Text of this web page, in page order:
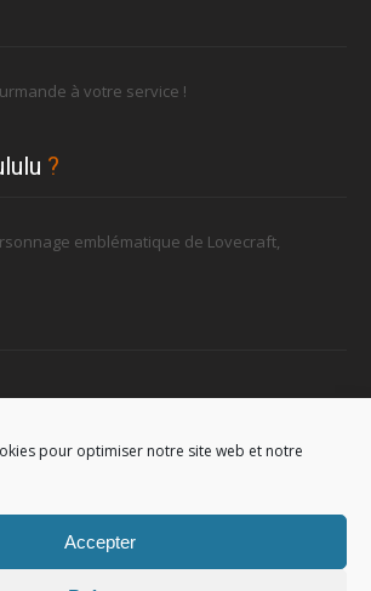
pour optimiser notre site web et notre
Accepter
à votre service !
?
emblématique de Lovecraft,